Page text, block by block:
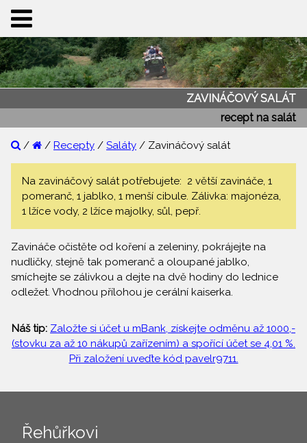
ZAVINÁČOVÝ SALÁT
recept na salát
/ / Recepty / Saláty / Zavináčový salát
Na zavináčový salát potřebujete: 2 větší zavináče, 1
pomeranč, 1 jablko, 1 menší cibule. Zálivka: majonéza,
1 lžíce vody, 2 lžíce majolky, sůl, pepř.
Zavináče očistěte od koření a zeleniny, pokrájejte na
nudličky, stejně tak pomeranč a oloupané jablko,
smíchejte se zálivkou a dejte na dvě hodiny do lednice
odležet. Vhodnou přílohou je cerální kaiserka.
Náš tip: Založte si účet u mBank, získejte odměnu až 1000,-
(stovku za až 10 nákupů zařízením) a spořící účet se 4,01 %.
Při založení uveďte kód pavelr9711.
Řehůřkovi